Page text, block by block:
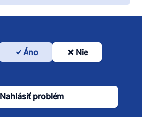
Bol
článok
užitočný?
Áno Nie
Nahlásiť problém